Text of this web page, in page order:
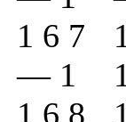
1 6 7
— 1
1 6 8